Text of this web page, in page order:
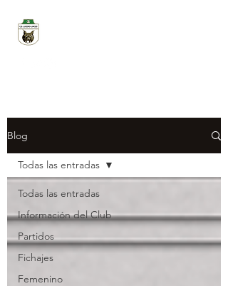
Blog
Todas las entradas
Información del Club
Partidos
Fichajes
Femenino
Todas las entradas